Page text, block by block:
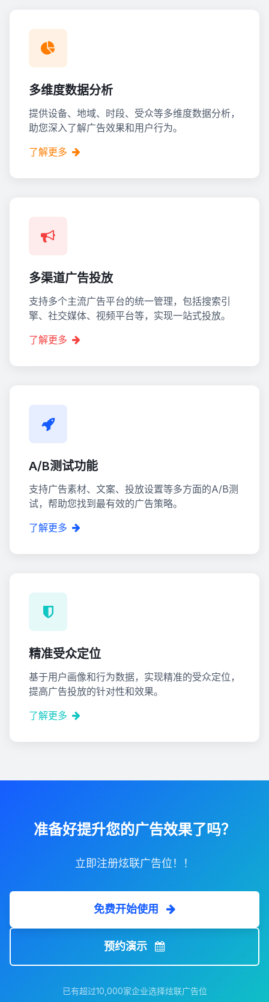
多维度数据分析
提供设备、地域、时段、受众等多维度数据分析，
助您深入了解广告效果和用户行为。
了解更多
多渠道广告投放
支持多个主流广告平台的统一管理，包括搜索引
擎、社交媒体、视频平台等，实现一站式投放。
了解更多
A/B测试功能
支持广告素材、文案、投放设置等多方面的A/B测
试，帮助您找到最有效的广告策略。
了解更多
精准受众定位
基于用户画像和行为数据，实现精准的受众定位，
提高广告投放的针对性和效果。
了解更多
准备好提升您的广告效果了吗？
立即注册炫联广告位！！
免费开始使用
预约演示
已有超过10,000家企业选择炫联广告位